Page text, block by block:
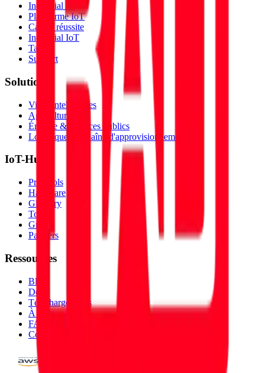
Industrial AI
Plateforme IoT
Cas de réussite
Industrial IoT
Tarifs
Support
Solutions
Villes intelligentes
Agriculture
Énergie & Services publics
Logistique & Chaîne d'approvisionnement
IoT-Hub
Protocols
Hardware
Glossary
Topics
Graph
Partners
Ressources
Blog
Docs
Téléchargements
À propos
FAQ
Comparer les Plateformes